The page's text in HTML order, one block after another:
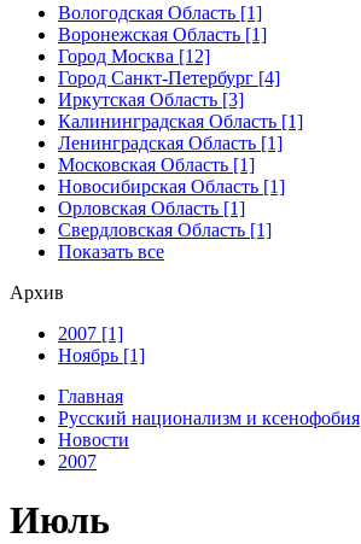
Вологодская Область [1]
Воронежская Область [1]
Город Москва [12]
Город Санкт-Петербург [4]
Иркутская Область [3]
Калининградская Область [1]
Ленинградская Область [1]
Московская Область [1]
Новосибирская Область [1]
Орловская Область [1]
Свердловская Область [1]
Показать все
Архив
2007 [1]
Ноябрь [1]
Главная
Русский национализм и ксенофобия
Новости
2007
Июль